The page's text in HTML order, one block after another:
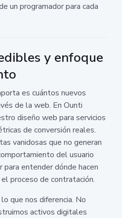
un programador para cada
y enfoque
es cuántos nuevos
de la web. En Ounti
diseño web para servicios
de conversión reales.
vanidosas que no generan
del usuario
entender dónde hacen
proceso de contratación.
que nos diferencia. No
activos digitales